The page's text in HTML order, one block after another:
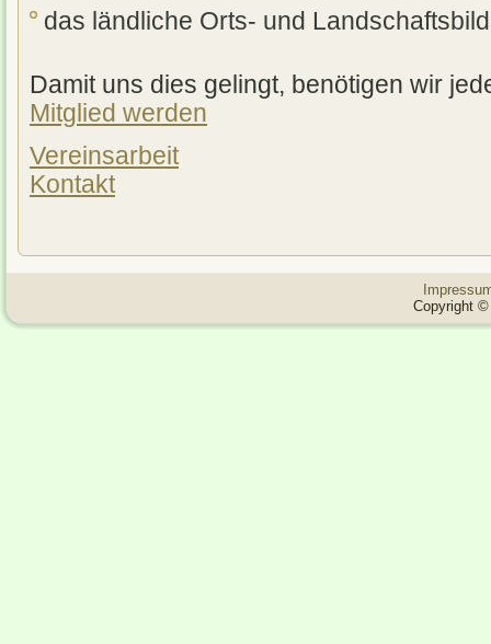
das ländliche Orts- und
Damit uns dies gelingt, benötigen wir
Mitglied werden
Vereinsarbeit
Kontakt
Copyright ©